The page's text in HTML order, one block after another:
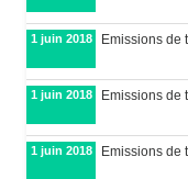
1 juin 2018 Emissions de
1 juin 2018 Emissions de
1 juin 2018 Emissions de